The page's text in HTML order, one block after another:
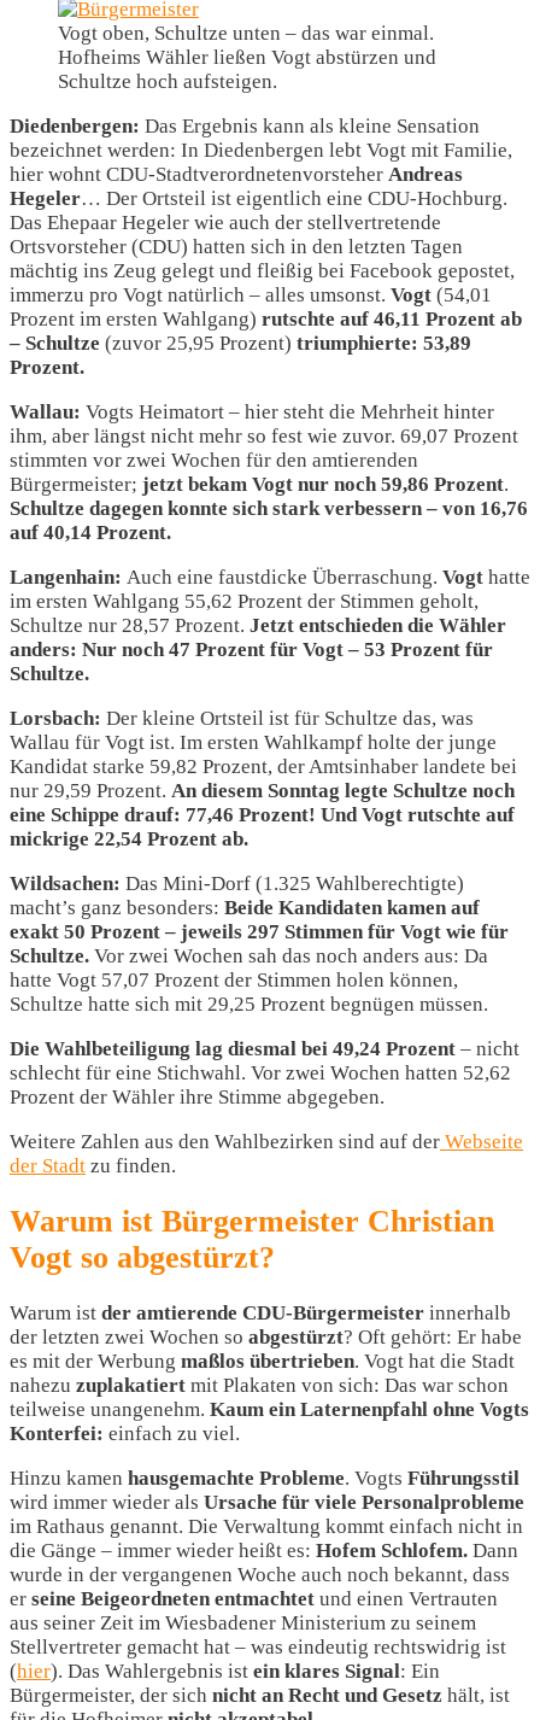
Vogt oben, Schultze unten – das war einmal.
Hofheims Wähler ließen Vogt abstürzen und
Schultze hoch aufsteigen.
Diedenbergen: Das Ergebnis kann als kleine Sensation
bezeichnet werden: In Diedenbergen lebt Vogt mit Familie,
hier wohnt CDU-Stadtverordnetenvorsteher Andreas
Hegeler… Der Ortsteil ist eigentlich eine CDU-Hochburg.
Das Ehepaar Hegeler wie auch der stellvertretende
Ortsvorsteher (CDU) hatten sich in den letzten Tagen
mächtig ins Zeug gelegt und fleißig bei Facebook gepostet,
immerzu pro Vogt natürlich – alles umsonst. Vogt (54,01
Prozent im ersten Wahlgang) rutschte auf 46,11 Prozent ab
– Schultze (zuvor 25,95 Prozent) triumphierte: 53,89
Prozent.
Wallau: Vogts Heimatort – hier steht die Mehrheit hinter
ihm, aber längst nicht mehr so fest wie zuvor. 69,07 Prozent
stimmten vor zwei Wochen für den amtierenden
Bürgermeister; jetzt bekam Vogt nur noch 59,86 Prozent.
Schultze dagegen konnte sich stark verbessern – von 16,76
auf 40,14 Prozent.
Langenhain: Auch eine faustdicke Überraschung. Vogt hatte
im ersten Wahlgang 55,62 Prozent der Stimmen geholt,
Schultze nur 28,57 Prozent. Jetzt entschieden die Wähler
anders: Nur noch 47 Prozent für Vogt – 53 Prozent für
Schultze.
Lorsbach: Der kleine Ortsteil ist für Schultze das, was
Wallau für Vogt ist. Im ersten Wahlkampf holte der junge
Kandidat starke 59,82 Prozent, der Amtsinhaber landete bei
nur 29,59 Prozent. An diesem Sonntag legte Schultze noch
eine Schippe drauf: 77,46 Prozent! Und Vogt rutschte auf
mickrige 22,54 Prozent ab.
Wildsachen: Das Mini-Dorf (1.325 Wahlberechtigte)
macht’s ganz besonders: Beide Kandidaten kamen auf
exakt 50 Prozent – jeweils 297 Stimmen für Vogt wie für
Schultze. Vor zwei Wochen sah das noch anders aus: Da
hatte Vogt 57,07 Prozent der Stimmen holen können,
Schultze hatte sich mit 29,25 Prozent begnügen müssen.
Die Wahlbeteiligung lag diesmal bei 49,24 Prozent – nicht
schlecht für eine Stichwahl. Vor zwei Wochen hatten 52,62
Prozent der Wähler ihre Stimme abgegeben.
Weitere Zahlen aus den Wahlbezirken sind auf der Webseite
der Stadt zu finden.
Warum ist Bürgermeister Christian
Vogt so abgestürzt?
Warum ist der amtierende CDU-Bürgermeister innerhalb
der letzten zwei Wochen so abgestürzt? Oft gehört: Er habe
es mit der Werbung maßlos übertrieben. Vogt hat die Stadt
nahezu zuplakatiert mit Plakaten von sich: Das war schon
teilweise unangenehm. Kaum ein Laternenpfahl ohne Vogts
Konterfei: einfach zu viel.
Hinzu kamen hausgemachte Probleme. Vogts Führungsstil
wird immer wieder als Ursache für viele Personalprobleme
im Rathaus genannt. Die Verwaltung kommt einfach nicht in
die Gänge – immer wieder heißt es: Hofem Schlofem. Dann
wurde in der vergangenen Woche auch noch bekannt, dass
er seine Beigeordneten entmachtet und einen Vertrauten
aus seiner Zeit im Wiesbadener Ministerium zu seinem
Stellvertreter gemacht hat – was eindeutig rechtswidrig ist
(hier). Das Wahlergebnis ist ein klares Signal: Ein
Bürgermeister, der sich nicht an Recht und Gesetz hält, ist